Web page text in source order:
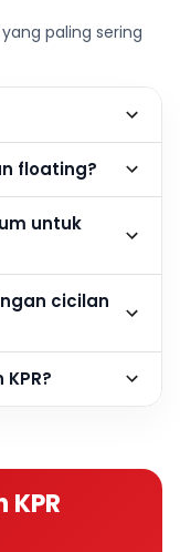
paling sering
floating?
untuk
cicilan